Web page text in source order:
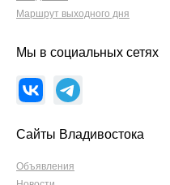
Маршрут выходного дня
Мы в социальных сетях
Сайты Владивостока
Объявления